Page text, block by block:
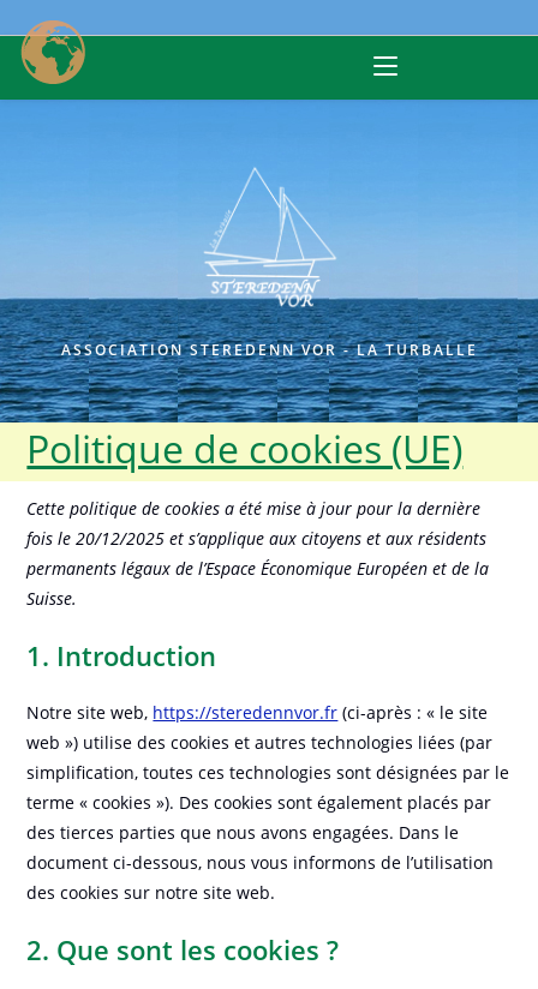
to
content
ASSOCIATION STEREDENN VOR - LA TURBALLE
Politique de cookies (UE)
Cette politique de cookies a été mise à jour pour la dernière
fois le 20/12/2025 et s’applique aux citoyens et aux résidents
permanents légaux de l’Espace Économique Européen et de la
Suisse.
1. Introduction
Notre site web, https://steredennvor.fr (ci-après : « le site
web ») utilise des cookies et autres technologies liées (par
simplification, toutes ces technologies sont désignées par le
terme « cookies »). Des cookies sont également placés par
des tierces parties que nous avons engagées. Dans le
document ci-dessous, nous vous informons de l’utilisation
des cookies sur notre site web.
2. Que sont les cookies ?